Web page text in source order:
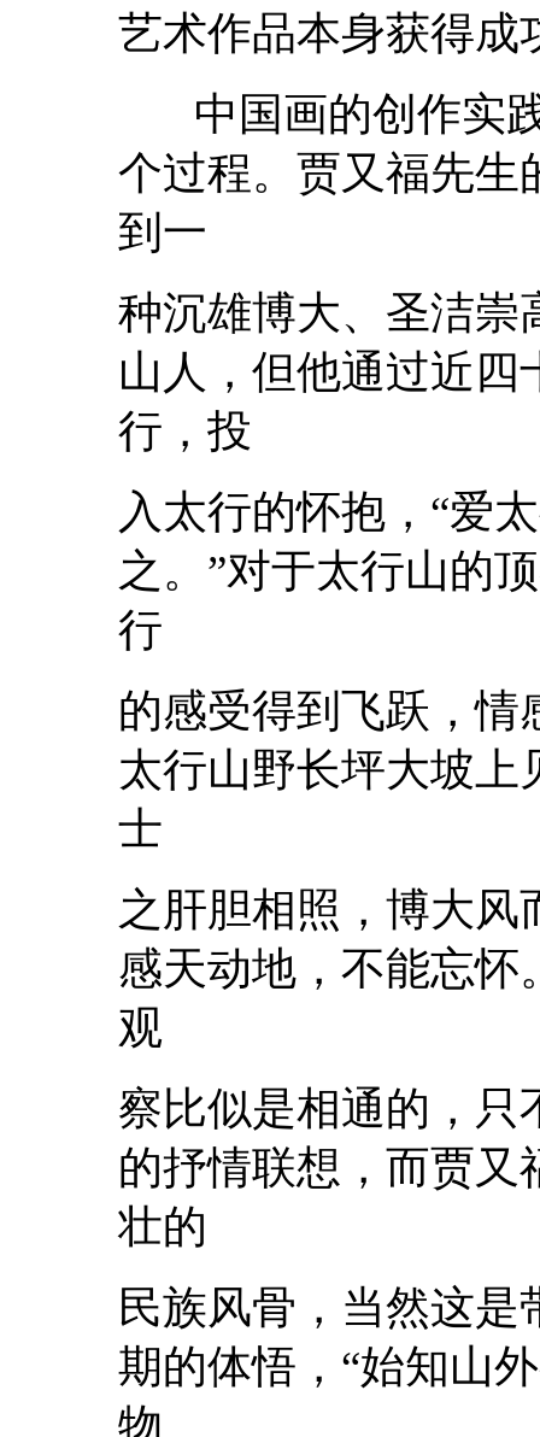
艺术作品本身获得成
中国画的创作实践
个过程。贾又福先生
到一
种沉雄博大、圣洁崇
山人，但他通过近
行，投
入太行的怀抱，“爱
之。”对于太行山的
行
的感受得到飞跃，情
太行山野长坪大坡上
士
之肝胆相照，博大
感天动地，不能忘怀
观
察比似是相通的，只
的抒情联想，而贾又
壮的
民族风骨，当然这
期的体悟，“始知山
物